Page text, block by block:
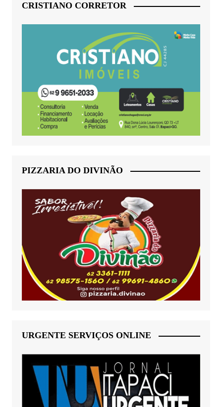
CRISTIANO CORRETOR
PIZZARIA DO DIVINÃO
URGENTE SERVIÇOS ONLINE